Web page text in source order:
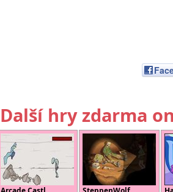
Další hry zdarma